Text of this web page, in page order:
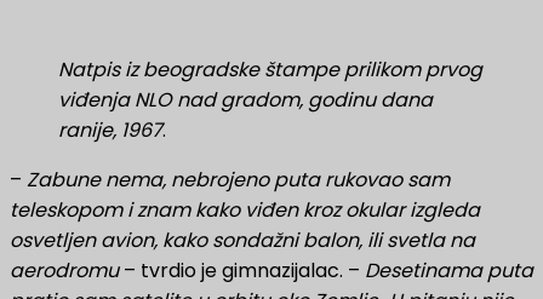
Natpis iz beogradske štampe prilikom prvog
viđenja NLO nad gradom, godinu dana
ranije, 1967.
– Zabune nema, nebrojeno puta rukovao sam
teleskopom i znam kako viđen kroz okular izgleda
osvetljen avion, kako sondažni balon, ili svetla na
aerodromu– tvrdio je gimnazijalac. – Desetinama puta